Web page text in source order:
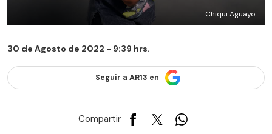
Chiqui Aguayo
30 de Agosto de 2022 - 9:39 hrs.
Seguir a AR13 en
Compartir